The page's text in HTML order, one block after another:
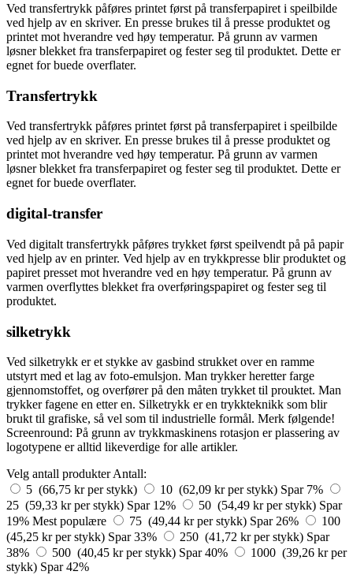
Ved transfertrykk påføres printet først på transferpapiret i speilbilde
ved hjelp av en skriver. En presse brukes til å presse produktet og
printet mot hverandre ved høy temperatur. På grunn av varmen
løsner blekket fra transferpapiret og fester seg til produktet. Dette er
egnet for buede overflater.
Transfertrykk
Ved transfertrykk påføres printet først på transferpapiret i speilbilde
ved hjelp av en skriver. En presse brukes til å presse produktet og
printet mot hverandre ved høy temperatur. På grunn av varmen
løsner blekket fra transferpapiret og fester seg til produktet. Dette er
egnet for buede overflater.
digital-transfer
Ved digitalt transfertrykk påføres trykket først speilvendt på på papir
ved hjelp av en printer. Ved hjelp av en trykkpresse blir produktet og
papiret presset mot hverandre ved en høy temperatur. På grunn av
varmen overflyttes blekket fra overføringspapiret og fester seg til
produktet.
silketrykk
Ved silketrykk er et stykke av gasbind strukket over en ramme
utstyrt med et lag av foto-emulsjon. Man trykker heretter farge
gjennomstoffet, og overfører på den måten trykket til prouktet. Man
trykker fagene en etter en. Silketrykk er en trykkteknikk som blir
brukt til grafiske, så vel som til industrielle formål. Merk følgende!
Screenround: På grunn av trykkmaskinens rotasjon er plassering av
logotypene er alltid likeverdige for alle artikler.
Velg antall produkter Antall:
5 (66,75 kr per stykk)
10 (62,09 kr per stykk) Spar 7%
25 (59,33 kr per stykk) Spar 12% 50 (54,49 kr per stykk) Spar
19% Mest populære 75 (49,44 kr per stykk) Spar 26%
100
(45,25 kr per stykk) Spar 33% 250 (41,72 kr per stykk) Spar
38%
500 (40,45 kr per stykk) Spar 40%
1000 (39,26 kr per
stykk) Spar 42%